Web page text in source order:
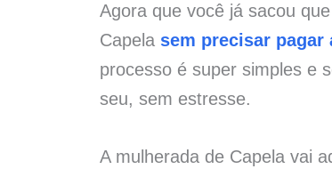
Agora que você já sacou
Capela sem precisar pagar
processo é super simples e
seu, sem estresse.
A mulherada de Capela vai